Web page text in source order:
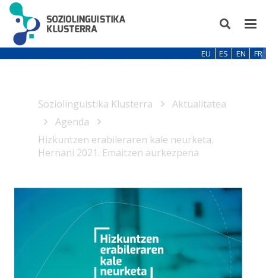
EU ES EN FR
Soziolinguistika Klusterra
Aktualitatea
Agenda
Hizkuntzen erabileraren kale neurketa.
Hernani 2021. Emaitzen aurkezpena